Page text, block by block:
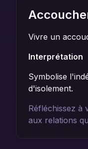
Vivre un
Interprétation
Symbolise
d'isolement.
Réfléchissez à
aux relations